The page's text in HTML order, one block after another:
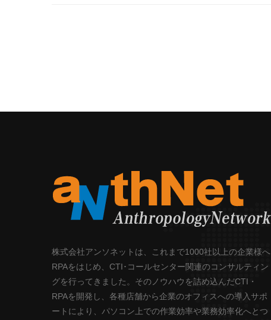
株式会社アンソネットは、これまで1000社以上の企業様へ
RPAをはじめ、CTI･コールセンター関連のコンサルティン
グを行ってきました。そのノウハウを詰め込んだCTI・
RPAを開発し、各種店舗から企業のオフィスへの導入サポ
ートにより、パソコン上での作業効率や業務効率化へとつ